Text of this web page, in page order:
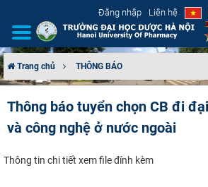
Đăng nhập Liên hệ
CƠ CẤU TỔ CHỨC
TUYỂN SINH
Trang chủ THÔNG BÁO
Thông báo tuyển chọn CB đi
và công nghệ ở nước ngoài
​Th​ông tin chi tiết xem file đính kèm